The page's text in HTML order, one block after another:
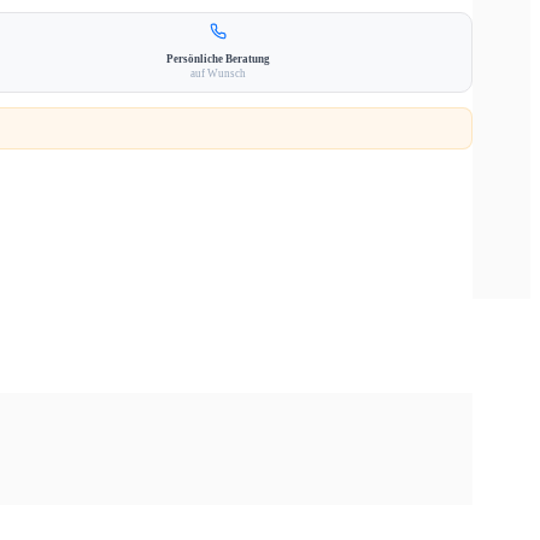
Persönliche Beratung
auf Wunsch